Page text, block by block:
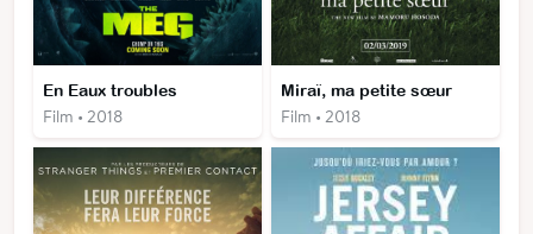
En Eaux troubles
Film • 2018
Miraï, ma petite sœur
Film • 2018